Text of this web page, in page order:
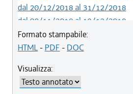
dal 20/12/2018 al 31/12/2018
dal 08/11/2018 al 19/12/2018
dal 29/03/2018 al 07/11/2018
dal 15/02/2018 al 28/03/2018
dal 10/08/2017 al 04/01/2018
dal 13/08/2016 al 09/08/2017
Formato stampabile:
HTML- PDF - DOC
Visualizza: